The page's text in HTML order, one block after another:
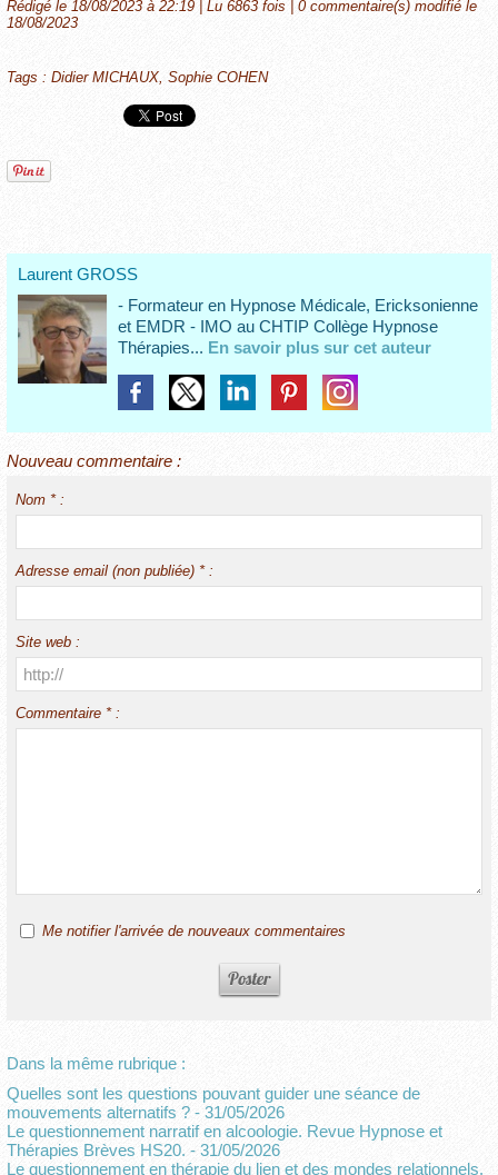
Rédigé le 18/08/2023 à 22:19 | Lu 6863 fois | 0commentaire(s) modifié le
18/08/2023
Tags : Didier MICHAUX, Sophie COHEN
Laurent GROSS
- Formateur en Hypnose Médicale, Ericksonienne
et EMDR - IMO au CHTIP Collège Hypnose
Thérapies... En savoir plus sur cet auteur
Nouveau commentaire :
Nom * :
Adresse email (non publiée) * :
Site web :
Commentaire * :
Me notifier l'arrivée de nouveaux commentaires
Dans la même rubrique :
Quelles sont les questions pouvant guider une séance de
mouvements alternatifs ? - 31/05/2026
Le questionnement narratif en alcoologie. Revue Hypnose et
Thérapies Brèves HS20. - 31/05/2026
Le questionnement en thérapie du lien et des mondes relationnels.